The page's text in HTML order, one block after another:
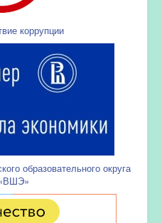
коррупции
образовательного округа